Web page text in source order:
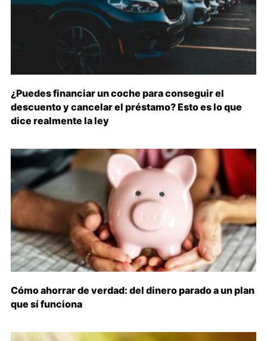
¿Puedes financiar un coche para conseguir el
descuento y cancelar el préstamo? Esto es lo que
dice realmente la ley
Cómo ahorrar de verdad: del dinero parado a un plan
que sí funciona